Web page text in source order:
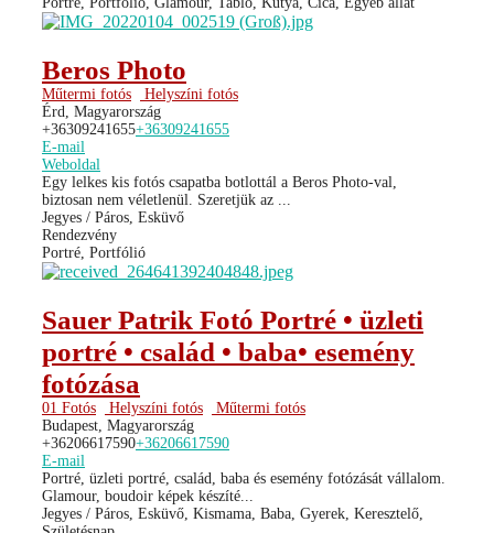
Beros Photo
Műtermi fotós
Helyszíni fotós
Érd, Magyarország
+36309241655+36309241655
E-mail
Weboldal
Egy lelkes kis fotós csapatba botlottál a Beros Photo-val,
biztosan nem véletlenül. Szeretjük az ...
Jegyes / Páros, Esküvő
Rendezvény
Portré, Portfólió
Sauer Patrik Fotó Portré • üzleti
portré • család • baba• esemény
fotózása
01 Fotós Helyszíni fotós
Műtermi fotós
Budapest, Magyarország
+36206617590+36206617590
E-mail
Portré, üzleti portré, család, baba és esemény fotózását vállalom.
Glamour, boudoir képek készíté...
Jegyes / Páros, Esküvő, Kismama, Baba, Gyerek, Keresztelő,